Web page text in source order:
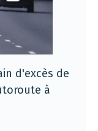
d'excès de
à